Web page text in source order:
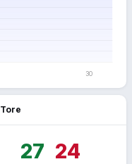
Tore
27 24